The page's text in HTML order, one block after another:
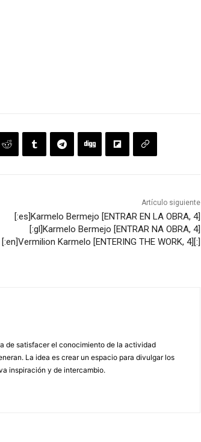
Artículo siguiente
[:es]Karmelo Bermejo [ENTRAR EN LA OBRA, 4]
[:gl]Karmelo Bermejo [ENTRAR NA OBRA, 4]
[:en]Vermilion Karmelo [ENTERING THE WORK, 4][:]
de satisfacer el conocimiento de la actividad
La idea es crear un espacio para divulgar los
inspiración y de intercambio.